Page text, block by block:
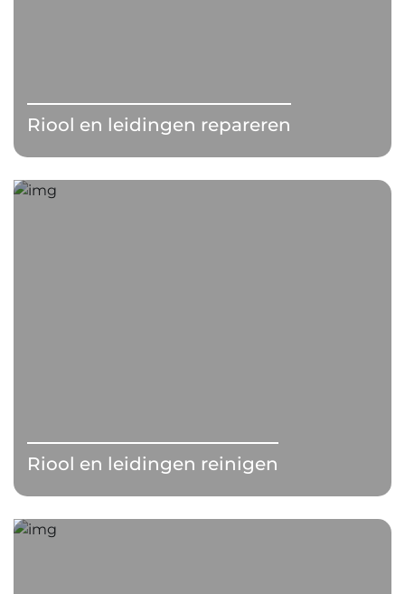
Riool en leidingen repareren
Riool en leidingen reinigen